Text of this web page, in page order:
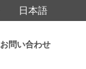
日本語
お問い合わせ